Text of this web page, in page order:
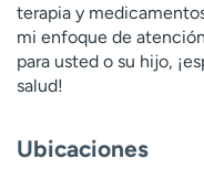
terapia y
mi enfoque de
para usted o su hijo,
salud!
Ubicaciones